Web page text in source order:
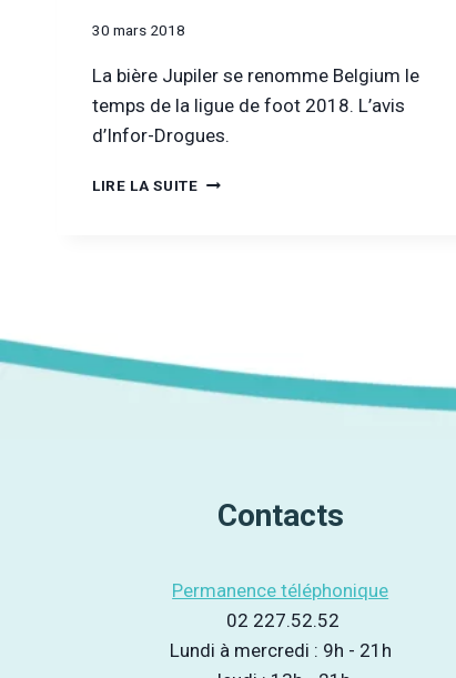
30 mars 2018
La bière Jupiler se renomme Belgium le
temps de la ligue de foot 2018. L’avis
d’Infor-Drogues.
LIRE LA SUITELA
Contacts
Permanence téléphonique
02 227.52.52
Lundi à mercredi : 9h - 21h